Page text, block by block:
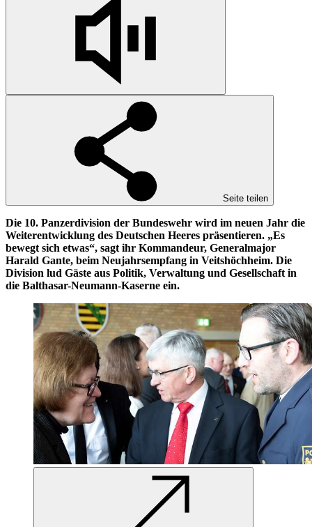
Seite teilen
Die 10. Panzerdivision der Bundeswehr wird im neuen Jahr die
Weiterentwicklung des Deutschen Heeres präsentieren. „Es
bewegt sich etwas“, sagt ihr Kommandeur, Generalmajor
Harald Gante, beim Neujahrsempfang in Veitshöchheim. Die
Division lud Gäste aus Politik, Verwaltung und Gesellschaft in
die Balthasar-Neumann-Kaserne ein.